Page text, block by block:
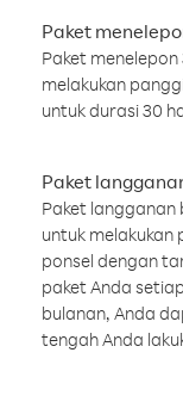
Paket
Paket
melakukan
untuk durasi 30
Paket
Paket langganan
untuk melakukan
ponsel dengan
paket Anda
bulanan, Anda
tengah Anda